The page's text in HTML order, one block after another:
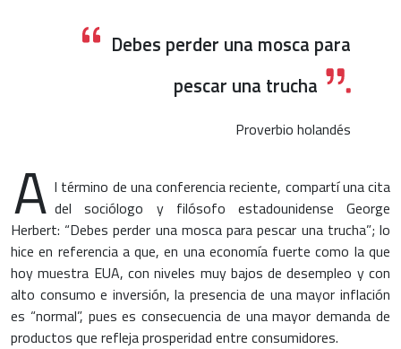
Debes perder una mosca para
pescar una trucha
Proverbio holandés
A l término de una conferencia reciente, compartí una cita
del sociólogo y filósofo estadounidense George
Herbert: “Debes perder una mosca para pescar una trucha”; lo
hice en referencia a que, en una economía fuerte como la que
hoy muestra EUA, con niveles muy bajos de desempleo y con
alto consumo e inversión, la presencia de una mayor inflación
es “normal”, pues es consecuencia de una mayor demanda de
productos que refleja prosperidad entre consumidores.